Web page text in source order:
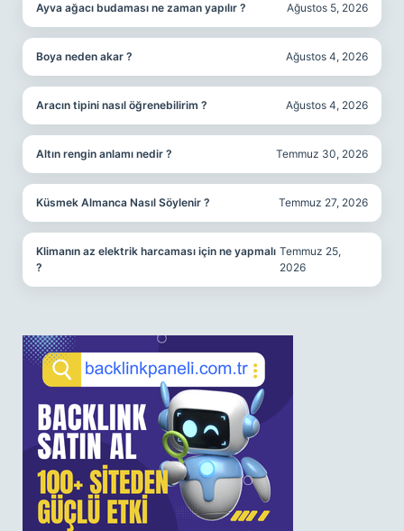
Ayva ağacı budaması ne zaman yapılır ? Ağustos 5, 2026
Boya neden akar ? Ağustos 4, 2026
Aracın tipini nasıl öğrenebilirim ? Ağustos 4, 2026
Altın rengin anlamı nedir ? Temmuz 30, 2026
Küsmek Almanca Nasıl Söylenir ? Temmuz 27, 2026
Klimanın az elektrik harcaması için ne yapmalı
?
Temmuz 25,
2026